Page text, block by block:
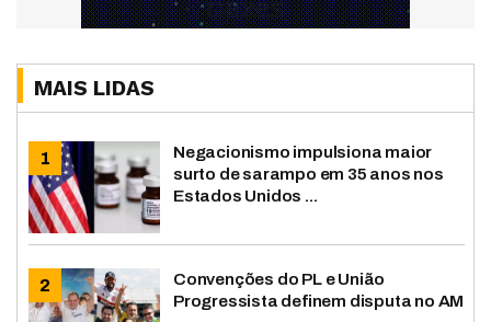
MAIS LIDAS
Negacionismo impulsiona maior
surto de sarampo em 35 anos nos
Estados Unidos ...
Convenções do PL e União
Progressista definem disputa no AM